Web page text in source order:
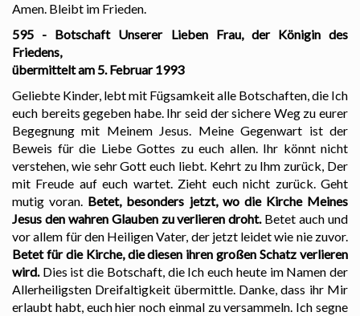
Amen. Bleibt im Frieden.
595 - Botschaft Unserer Lieben Frau, der Königin des
Friedens,
übermittelt am 5. Februar 1993
Geliebte Kinder, lebt mit Fügsamkeit alle Botschaften, die Ich
euch bereits gegeben habe. Ihr seid der sichere Weg zu eurer
Begegnung mit Meinem Jesus. Meine Gegenwart ist der
Beweis für die Liebe Gottes zu euch allen. Ihr könnt nicht
verstehen, wie sehr Gott euch liebt. Kehrt zu Ihm zurück, Der
mit Freude auf euch wartet. Zieht euch nicht zurück. Geht
mutig voran. Betet, besonders jetzt, wo die Kirche Meines
Jesus den wahren Glauben zu verlieren droht. Betet auch und
vor allem für den Heiligen Vater, der jetzt leidet wie nie zuvor.
Betet für die Kirche, die diesen ihren großen Schatz verlieren
wird.Dies ist die Botschaft, die Ich euch heute im Namen der
Allerheiligsten Dreifaltigkeit übermittle. Danke, dass ihr Mir
erlaubt habt, euch hier noch einmal zu versammeln. Ich segne